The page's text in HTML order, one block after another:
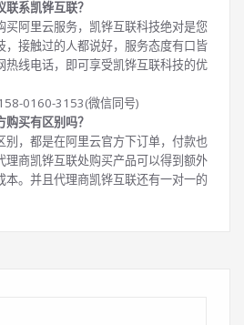
系凯铧互联？
买阿里云服务，凯铧互联科技绝对是您
，接触过的人都说好，服务态度有口皆
热线电话，即可享受凯铧互联科技的优
0160-3153(微信同号)
买有区别吗？
别，都是在阿里云官方下订单，付款也
理商凯铧互联处购买产品可以得到额外
本。并且代理商凯铧互联还有一对一的